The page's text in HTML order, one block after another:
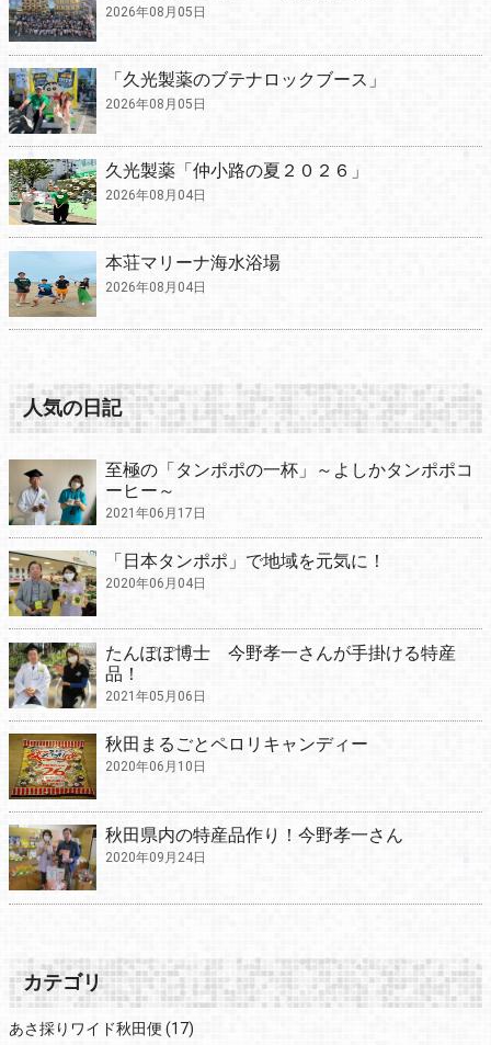
2026年08月05日
「久光製薬のブテナロックブース」
2026年08月05日
久光製薬「仲小路の夏２０２６」
2026年08月04日
本荘マリーナ海水浴場
2026年08月04日
人気の日記
至極の「タンポポの一杯」～よしかタンポポコ
ーヒー～
2021年06月17日
「日本タンポポ」で地域を元気に！
2020年06月04日
たんぽぽ博士 今野孝一さんが手掛ける特産
品！
2021年05月06日
秋田まるごとペロリキャンディー
2020年06月10日
秋田県内の特産品作り！今野孝一さん
2020年09月24日
カテゴリ
あさ採りワイド秋田便 (17)